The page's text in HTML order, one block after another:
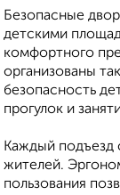
Безопасные
детскими
комфортного
организованы
безопасность
прогулок и
Каждый подъезд
жителей.
пользования